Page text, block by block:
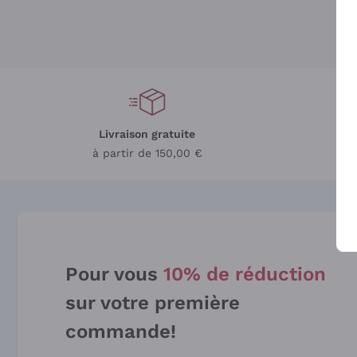
Livraison gratuite
à partir de 150,00 €
Pour vous 10% de réduction
sur votre première
commande!